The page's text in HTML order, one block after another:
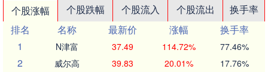
个股涨幅 个股跌幅 个股流入 个股流出
换手率
排名
名称 最新价 涨幅
换手率
1
N津富 37.49 114.72% 77.46%
2 威尔高 39.83 20.01% 17.76%